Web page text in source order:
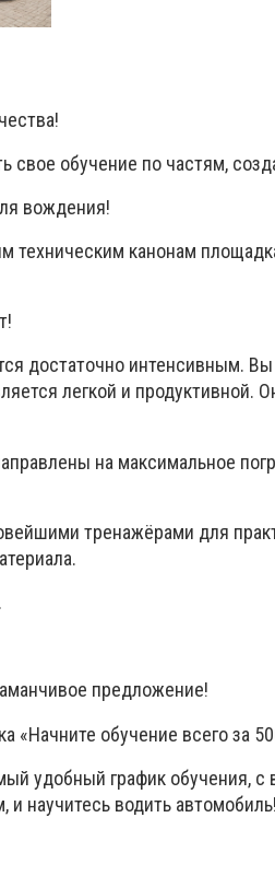
свое обучение по частям,
вождения!
техническим канонам
достаточно интенсивным.
легкой и продуктивной.
на максимальное
тренажёрами для
предложение!
«Начните обучение всего за
удобный график обучения, с
и научитесь водить автомобиль!